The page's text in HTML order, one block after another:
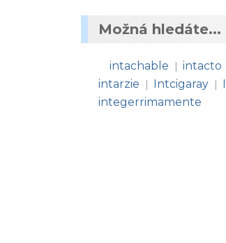
Možná hledáte...
intachable intacto
intarzie Intcigaray
integerrimamente